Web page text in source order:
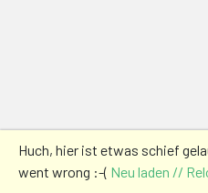
Huch, hier ist etwas schief
went wrong :-( Neu laden //